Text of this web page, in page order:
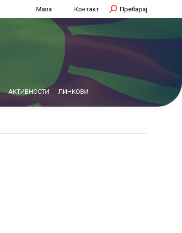
Мапа Контакт Search:Пребарај
АКТИВНОСТИ ЛИНКОВИ